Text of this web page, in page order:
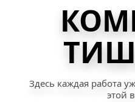
Здесь каждая работа
этой